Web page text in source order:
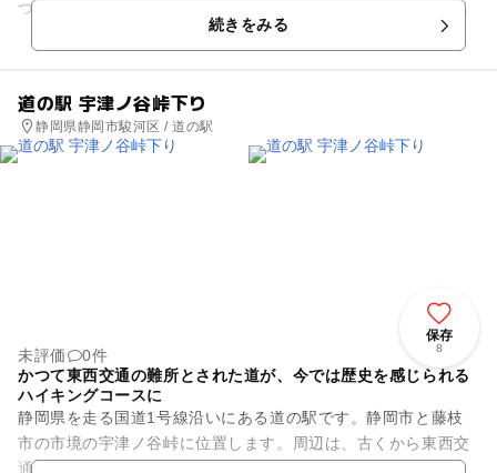
つから成り、山里の非日常の体験が楽しめる施設です。そば打
ち、五平餅、こんにゃくの手...続きをみる
道の駅 宇津ノ谷峠下り
静岡県静岡市駿河区 / 道の駅
保存
8
未評価
0件
かつて東西交通の難所とされた道が、今では歴史を感じられる
ハイキングコースに
静岡県を走る国道1号線沿いにある道の駅です。静岡市と藤枝
市の市境の宇津ノ谷峠に位置します。周辺は、古くから東西交
通の難所として知られ、『伊勢物語』に「駿河なる宇つの山辺